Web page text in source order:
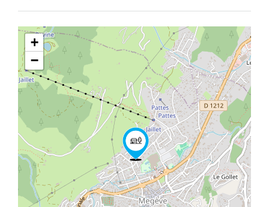
+
−